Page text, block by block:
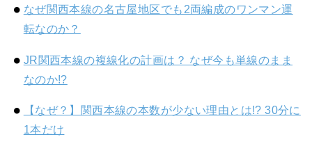
なぜ関西本線の名古屋地区でも2両編成のワンマン運
転なのか？
JR関西本線の複線化の計画は？ なぜ今も単線のまま
なのか!?
【なぜ？】関西本線の本数が少ない理由とは!? 30分に
1本だけ